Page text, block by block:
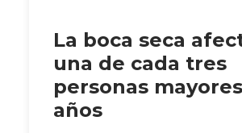
La boca seca
una de cada tres
personas
años